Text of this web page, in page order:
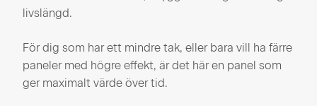
livslängd.
För dig som har ett mindre tak, eller bara vill ha färre
paneler med högre effekt, är det här en panel som
ger maximalt värde över tid.